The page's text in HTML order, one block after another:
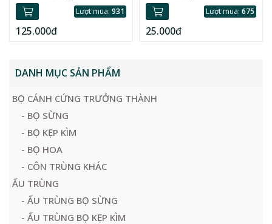
Lượt mua: 931
125.000đ
Lượt mua: 675
25.000đ
DANH MỤC SẢN PHẨM
BỌ CÁNH CỨNG TRƯỞNG THÀNH
- BỌ SỪNG
- BỌ KẸP KÌM
- BỌ HOA
- CÔN TRÙNG KHÁC
ẤU TRÙNG
- ẤU TRÙNG BỌ SỪNG
- ẤU TRÙNG BỌ KẸP KÌM